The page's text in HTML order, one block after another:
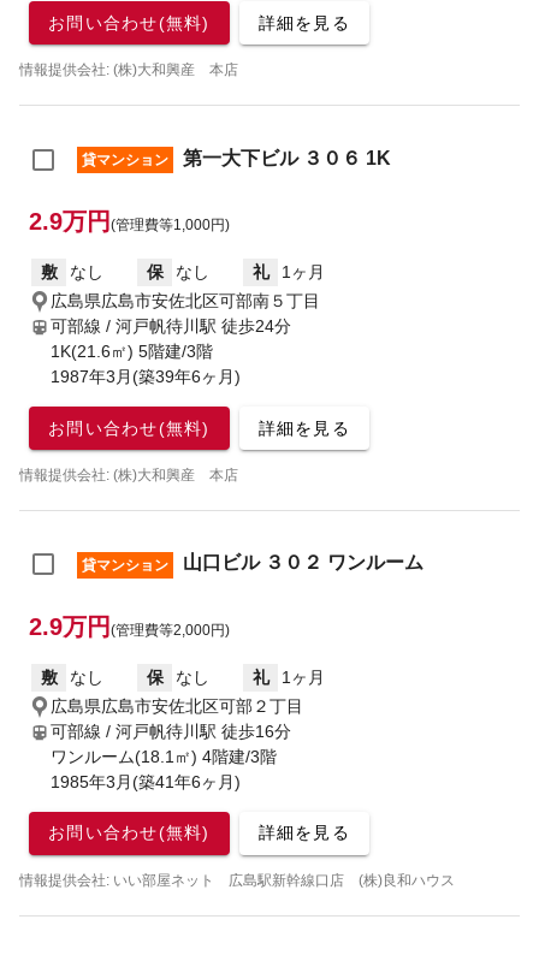
お問い合わせ(無料) 詳細を見る
情報提供会社: (株)大和興産 本店
貸マンション 第一大下ビル ３０６ 1K
2.9万円 (管理費等1,000円)
敷 なし 保 なし 礼
1ヶ月
広島県広島市安佐北区可部南５丁目
可部線 / 河戸帆待川駅 徒歩24分
1K(21.6㎡) 5階建/3階
1987年3月(築39年6ヶ月)
お問い合わせ(無料) 詳細を見る
情報提供会社: (株)大和興産 本店
貸マンション 山口ビル ３０２ ワンルーム
2.9万円 (管理費等2,000円)
敷 なし 保 なし 礼
1ヶ月
広島県広島市安佐北区可部２丁目
可部線 / 河戸帆待川駅 徒歩16分
ワンルーム(18.1㎡) 4階建/3階
1985年3月(築41年6ヶ月)
お問い合わせ(無料) 詳細を見る
情報提供会社: いい部屋ネット 広島駅新幹線口店 (株)良和ハウス